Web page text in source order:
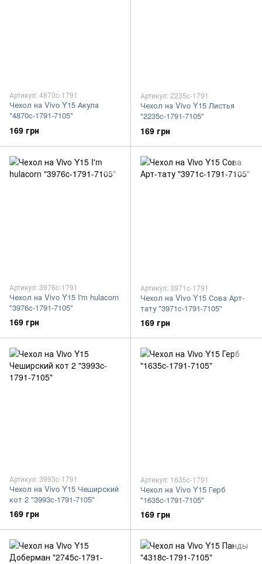
Артикул: 4870c-1791
Чехол на Vivo Y15 Акула
"4870c-1791-7105"
169 грн
Артикул: 2235c-1791
Чехол на Vivo Y15 Листья
"2235c-1791-7105"
169 грн
Артикул: 3976c-1791
Чехол на Vivo Y15 I'm hulacorn
"3976c-1791-7105"
169 грн
Артикул: 3971c-1791
Чехол на Vivo Y15 Сова Арт-
тату "3971c-1791-7105"
169 грн
Артикул: 3993c-1791
Чехол на Vivo Y15 Чеширский
кот 2 "3993c-1791-7105"
169 грн
Артикул: 1635c-1791
Чехол на Vivo Y15 Герб
"1635c-1791-7105"
169 грн